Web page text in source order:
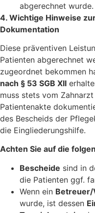
abgerechnet wurde.
4. Wichtige Hinweise
Dokumentation
Diese präventiven
Patienten abgerechnet
zugeordnet bekommen
nach § 53 SGB XII
muss stets vom
Patientenakte
des Bescheids der
die Eingliederungshilfe.
Achten Sie auf die
Bescheide sind in
die Patienten ggf.
Wenn ein Betreuer/
wurde, ist dessen